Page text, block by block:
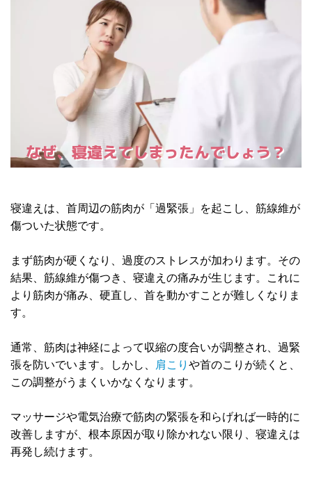
なぜ、寝違えてしまったんでしょう？
寝違えは、首周辺の筋肉が「過緊張」を起こし、筋線維が
傷ついた状態です。
まず筋肉が硬くなり、過度のストレスが加わります。その
結果、筋線維が傷つき、寝違えの痛みが生じます。これに
より筋肉が痛み、硬直し、首を動かすことが難しくなりま
す。
通常、筋肉は神経によって収縮の度合いが調整され、過緊
張を防いでいます。しかし、 肩こりや首のこりが続くと、
この調整がうまくいかなくなります。
マッサージや電気治療で筋肉の緊張を和らげれば一時的に
改善しますが、根本原因が取り除かれない限り、寝違えは
再発し続けます。